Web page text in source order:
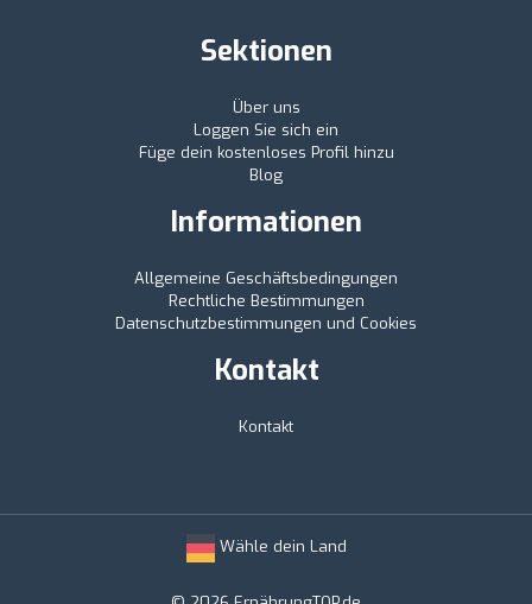
Sektionen
Über uns
Loggen Sie sich ein
Füge dein kostenloses Profil hinzu
Blog
Informationen
Allgemeine Geschäftsbedingungen
Rechtliche Bestimmungen
Datenschutzbestimmungen und Cookies
Kontakt
Kontakt
Wähle dein Land